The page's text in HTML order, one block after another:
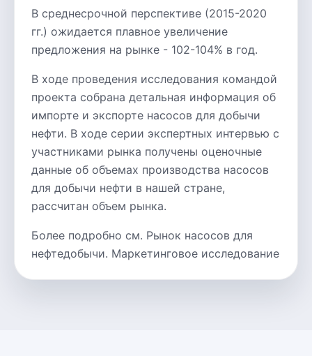
В среднесрочной перспективе (2015-2020
гг.) ожидается плавное увеличение
предложения на рынке - 102-104% в год.
В ходе проведения исследования командой
проекта собрана детальная информация об
импорте и экспорте насосов для добычи
нефти. В ходе серии экспертных интервью с
участниками рынка получены оценочные
данные об объемах производства насосов
для добычи нефти в нашей стране,
рассчитан объем рынка.
Более подробно см. Рынок насосов для
нефтедобычи. Маркетинговое исследование